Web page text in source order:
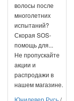
волосы после
многолетних
испытаний?
Скорая SOS-
помощь для...
Не пропускайте
акции и
распродажи в
нашем магазине.
Юнилевер Русь/